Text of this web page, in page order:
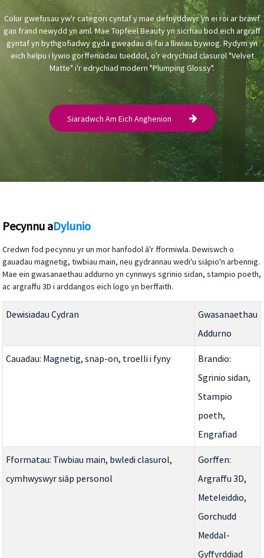
Colur gwefusau yw'r categori cyntaf y mae defnyddwyr yn ei roi ar brawf
gan frand newydd yn aml. Mae Topfeel Beauty yn sicrhau bod eich argraff
gyntaf yn bythgofiadwy gyda gweadau di-fai a lliwiau bywiog. Rydym yn
eich helpu i lywio gorffeniadau tueddol, o'r edrychiad clasurol "Velvet
Matte" i'r edrychiad modern "Plumping Glossy".
Siaradwch Am Eich Anghenion
Pecynnu aDylunio
Credwn fod pecynnu yr un mor hanfodol â'r fformiwla. Dewiswch o
gauadau magnetig, tiwbiau main, neu gydrannau wedi'u siâpio'n arbennig.
Mae ein gwasanaethau addurno yn cynnwys sgrinio sidan, stampio poeth,
ac argraffu 3D i arddangos eich logo yn berffaith.
Dewisiadau Cydran
Gwasanaethau
Addurno
Cauadau: Magnetig, snap-on, troelli i fyny
Brandio:
Sgrinio sidan,
Stampio
poeth,
Engrafiad
Fformatau: Tiwbiau main, bwledi clasurol,
cymhwyswyr siâp personol
Gorffen:
Argraffu 3D,
Meteleiddio,
Gorchudd
Meddal-
Gyffyrddiad